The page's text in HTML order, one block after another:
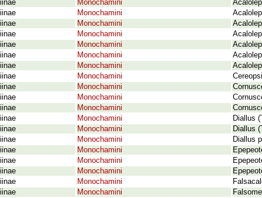
Monochamini
Monochamini
Monochamini
Monochamini
Monochamini
Monochamini
Monochamini
Monochamini
Monochamini
Monochamini
Monochamini
Monochamini
Diallus
Monochamini
Diallus
Monochamini
Diallus
Monochamini
Monochamini
Monochamini
Monochamini
Monochamini